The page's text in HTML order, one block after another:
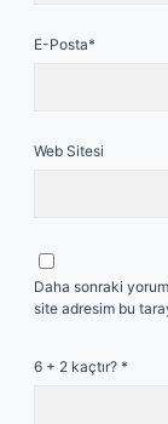
E-Posta*
Web Sitesi
Daha sonraki
site adresim bu
6 + 2 kaçtır? *